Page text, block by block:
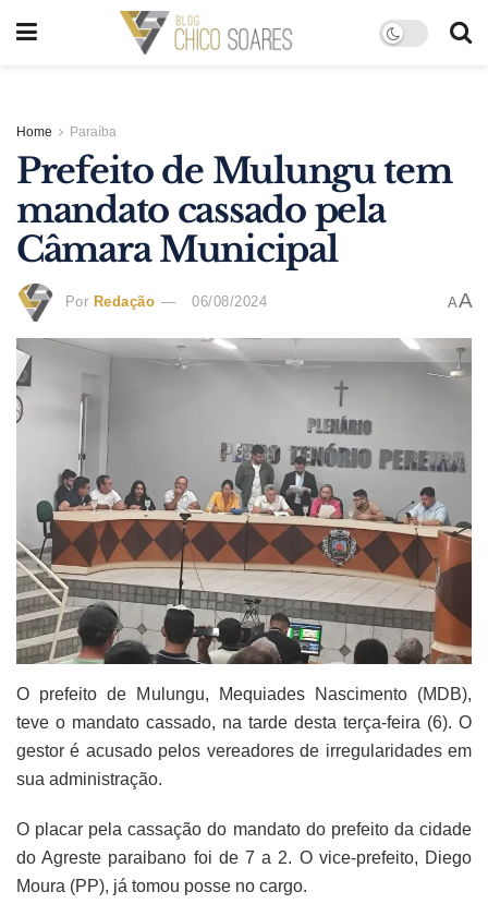
Home Paraíba
Prefeito de Mulungu tem
mandato cassado pela
Câmara Municipal
Por Redação 06/08/2024 AA
O prefeito de Mulungu, Mequiades Nascimento (MDB),
teve o mandato cassado, na tarde desta terça-feira (6). O
gestor é acusado pelos vereadores de irregularidades em
sua administração.
O placar pela cassação do mandato do prefeito da cidade
do Agreste paraibano foi de 7 a 2. O vice-prefeito, Diego
Moura (PP), já tomou posse no cargo.